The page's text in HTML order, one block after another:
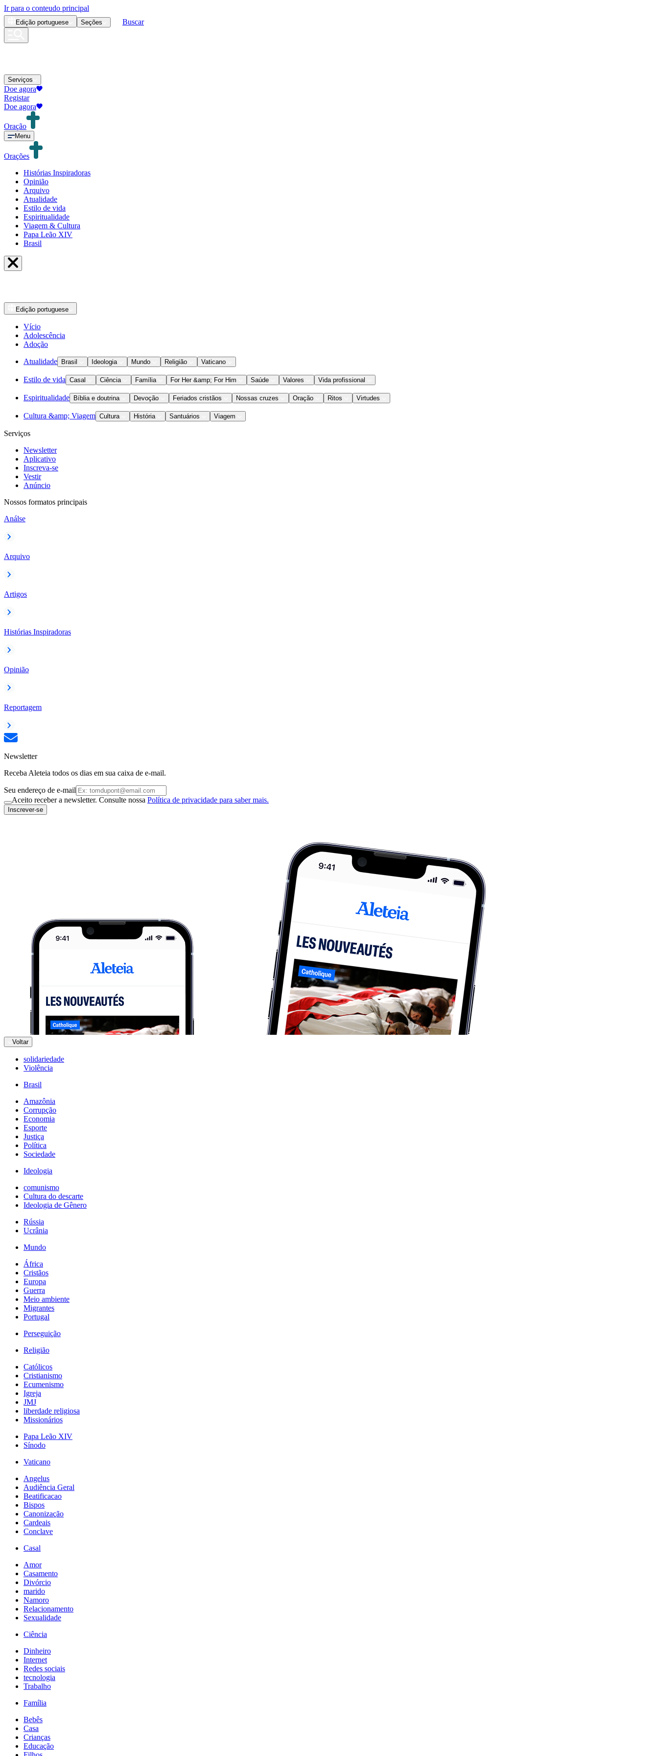
Ir para o conteudo principal
Edição portuguese Seções Buscar
Serviços
Doe agora
Registar
Doe agora
Oração
Menu
Orações
Histórias Inspiradoras
Opinião
Arquivo
Atualidade
Estilo de vida
Espiritualidade
Viagem & Cultura
Papa Leão XIV
Brasil
Edição portuguese
Vício
Adolescência
Adoção
Atualidade Brasil Ideologia Mundo Religião Vaticano
Estilo de vida Casal Ciência Família For Her &amp; For Him Saúde Valores Vida profissional
Espiritualidade Bíblia e doutrina Devoção Feriados cristãos Nossas cruzes Oração Ritos Virtudes
Cultura &amp; Viagem Cultura História Santuários Viagem
Serviços
Newsletter
Aplicativo
Inscreva-se
Vestir
Anúncio
Nossos formatos principais
Análse
Arquivo
Artigos
Histórias Inspiradoras
Opinião
Reportagem
Newsletter
Receba Aleteia todos os dias em sua caixa de e-mail.
Seu endereço de e-mail
Aceito receber a newsletter. Consulte nossa Política de privacidade para saber mais.
Inscrever-se
Voltar
solidariedade
Violência
Brasil
Amazônia
Corrupção
Economia
Esporte
Justiça
Política
Sociedade
Ideologia
comunismo
Cultura do descarte
Ideologia de Gênero
Rússia
Ucrânia
Mundo
África
Cristãos
Europa
Guerra
Meio ambiente
Migrantes
Portugal
Perseguição
Religião
Católicos
Cristianismo
Ecumenismo
Igreja
JMJ
liberdade religiosa
Missionários
Papa Leão XIV
Sínodo
Vaticano
Angelus
Audiência Geral
Beatificacao
Bispos
Canonização
Cardeais
Conclave
Casal
Amor
Casamento
Divórcio
marido
Namoro
Relacionamento
Sexualidade
Ciência
Dinheiro
Internet
Redes sociais
tecnologia
Trabalho
Família
Bebês
Casa
Crianças
Educação